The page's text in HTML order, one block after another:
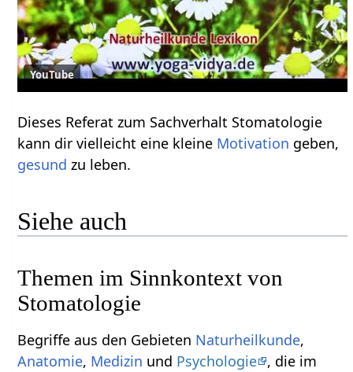
YouTube
Dieses Referat zum Sachverhalt Stomatologie
kann dir vielleicht eine kleine Motivation geben,
gesund zu leben.
Siehe auch
Themen im Sinnkontext von
Stomatologie
Begriffe aus den Gebieten Naturheilkunde,
Anatomie, Medizin und Psychologie , die im